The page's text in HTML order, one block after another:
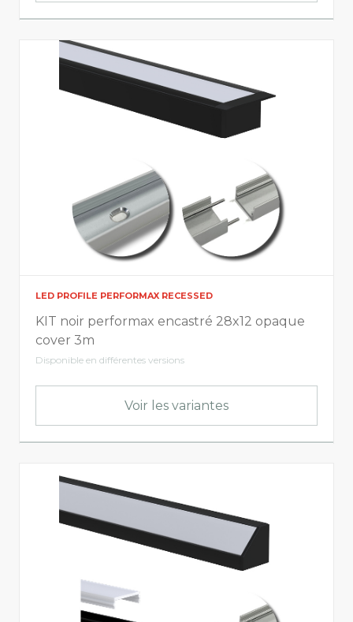
Monocolor Tunable White Performance/Advanced
RGB Monocolor Advanced Red/Green/Blue
Grandes longueurs
LED strips performance long 12m - 24V
LED strips performance long 20m - 48V
LED strips performance long 50m - 48V
Alimentations
Binnen
LED-Profilés
Apparent
LED PROFILE PERFORMAX RECESSED
KIT noir performax encastré 28x12 opaque
cover 3m
Disponible en différentes versions
Voir les variantes